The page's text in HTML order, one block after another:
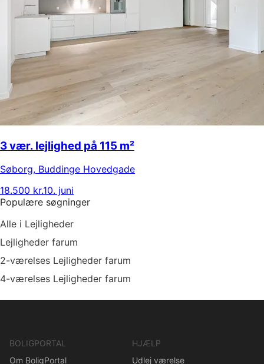
3 vær. lejlighed på 115 m²
Søborg, Buddinge Hovedgade
18.500 kr.10. juni
Populære søgninger
Alle i Lejligheder
Lejligheder farum
2-værelses Lejligheder farum
4-værelses Lejligheder farum
BOLIGPORTAL
Om BoligPortal
HJÆLP
Udlej værelse